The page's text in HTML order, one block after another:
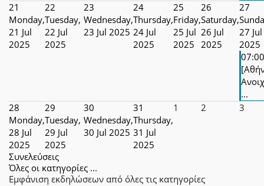
21
Monday,
21 Jul
2025
22
Tuesday,
22 Jul
2025
23
Wednesday,
23 Jul 2025
24
Thursday,
24 Jul
2025
25
Friday,
25 Jul
2025
26
Saturday,
26 Jul
2025
27
27 Jul
2025
...
28
Monday,
28 Jul
2025
29
Tuesday,
29 Jul
2025
30
Wednesday,
30 Jul 2025
31
Thursday,
31 Jul
2025
1 2 3
Συνελεύσεις
Όλες οι κατηγορίες ...
Εμφάνιση εκδηλώσεων από όλες τις κατηγορίες